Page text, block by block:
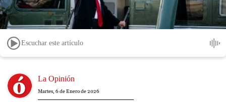
Escuchar este artículo
Image La Opinión
Martes, 6 de Enero de 2026